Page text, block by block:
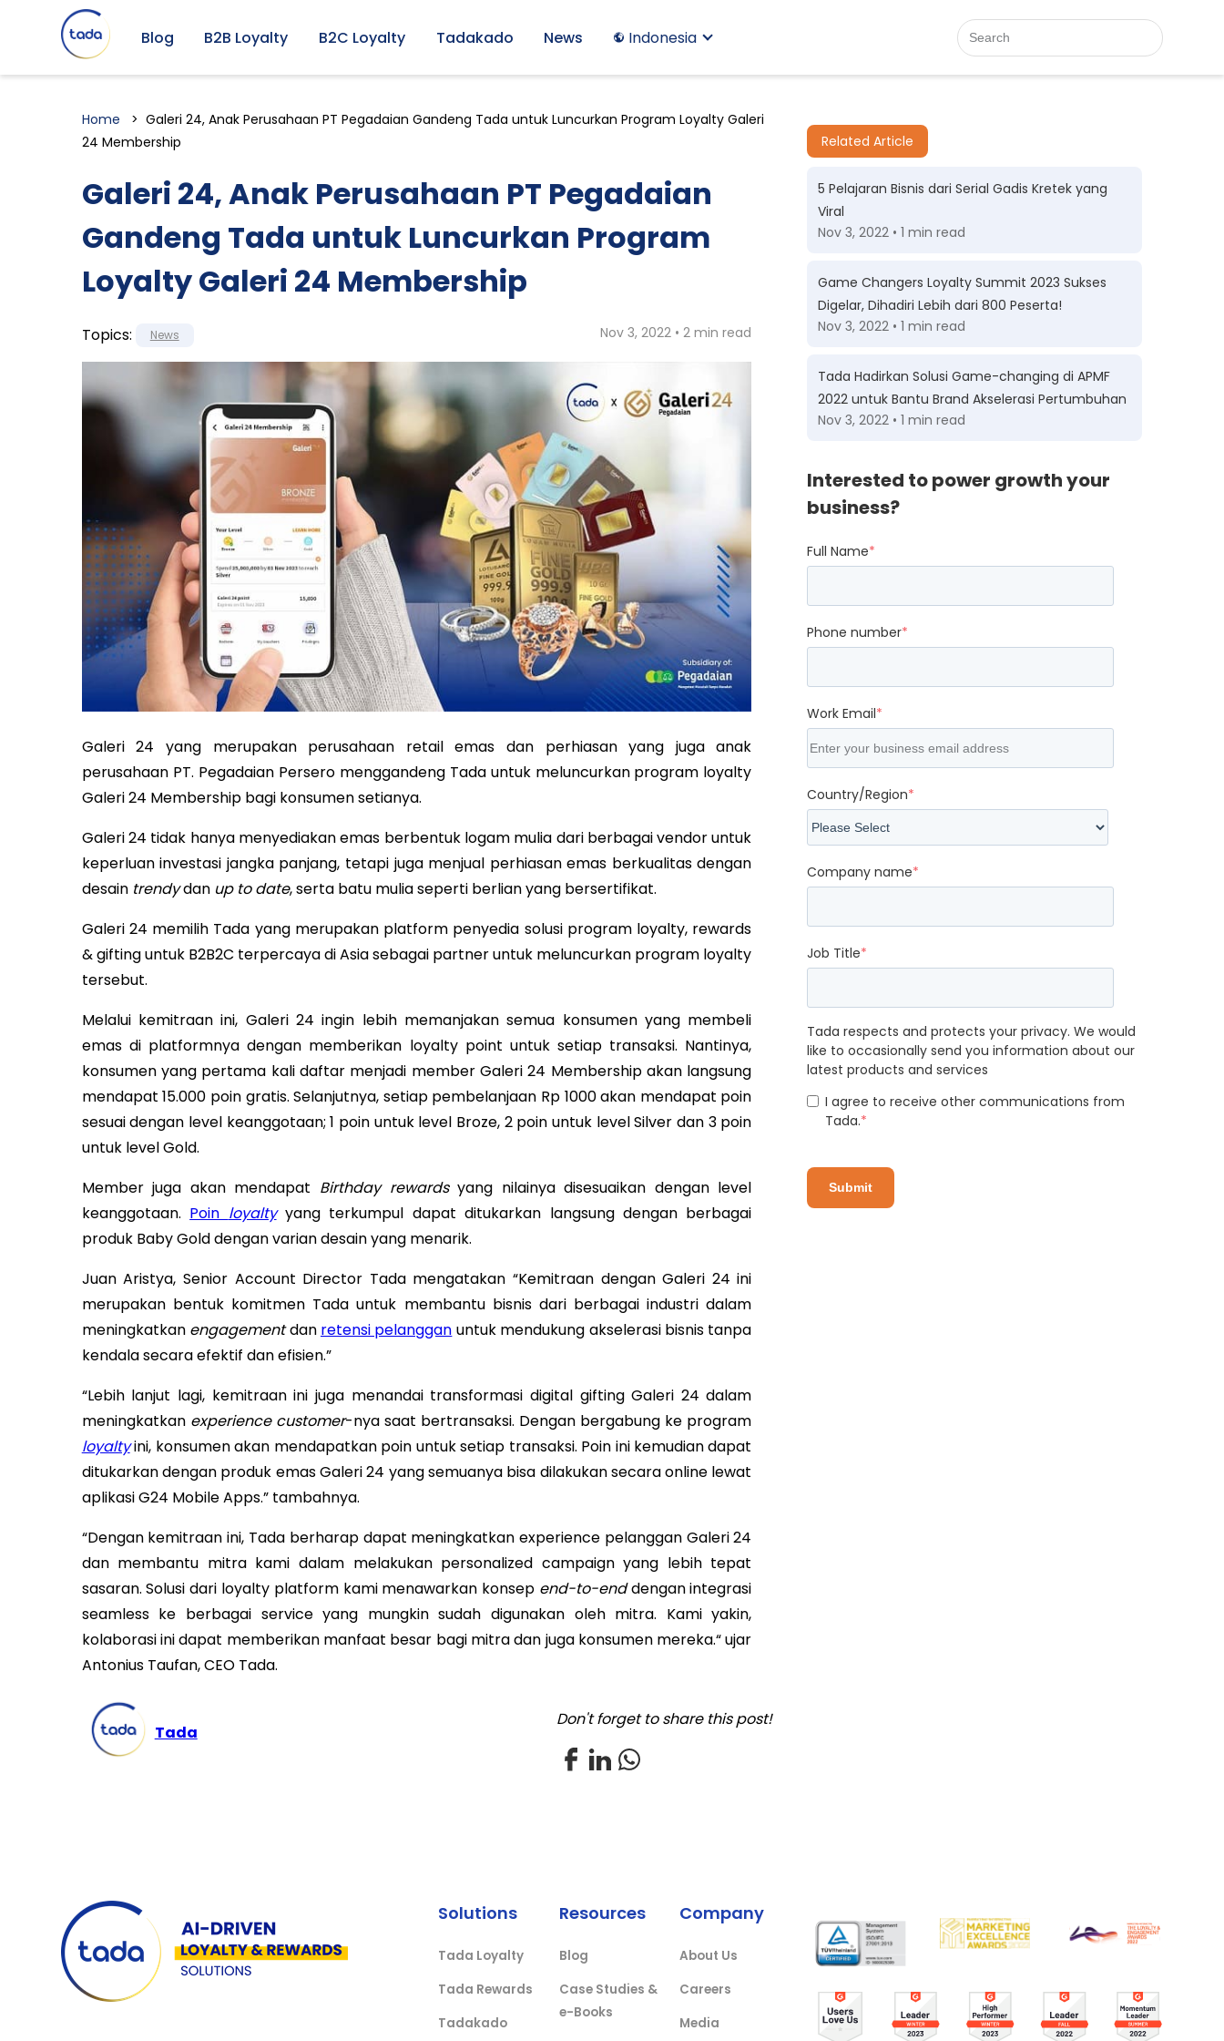
Blog B2B Loyalty B2C Loyalty Tadakado News Indonesia
Home
Galeri 24, Anak Perusahaan PT Pegadaian Gandeng Tada untuk Luncurkan Program Loyalty Galeri
24 Membership
Galeri 24, Anak Perusahaan PT Pegadaian
Gandeng Tada untuk Luncurkan Program
Loyalty Galeri 24 Membership
Topics: News Nov 3, 2022 • 2 min read
Galeri 24 yang merupakan perusahaan retail emas dan perhiasan yang juga anak
perusahaan PT. Pegadaian Persero menggandeng Tada untuk meluncurkan program loyalty
Galeri 24 Membership bagi konsumen setianya.
Galeri 24 tidak hanya menyediakan emas berbentuk logam mulia dari berbagai vendor untuk
keperluan investasi jangka panjang, tetapi juga menjual perhiasan emas berkualitas dengan
desain trendydan up to date, serta batu mulia seperti berlian yang bersertifikat.
Galeri 24 memilih Tada yang merupakan platform penyedia solusi program loyalty, rewards
& gifting untuk B2B2C terpercaya di Asia sebagai partner untuk meluncurkan program loyalty
tersebut.
Melalui kemitraan ini, Galeri 24 ingin lebih memanjakan semua konsumen yang membeli
emas di platformnya dengan memberikan loyalty point untuk setiap transaksi. Nantinya,
konsumen yang pertama kali daftar menjadi member Galeri 24 Membership akan langsung
mendapat 15.000 poin gratis. Selanjutnya, setiap pembelanjaan Rp 1000 akan mendapat poin
sesuai dengan level keanggotaan; 1 poin untuk level Broze, 2 poin untuk level Silver dan 3 poin
untuk level Gold.
Member juga akan mendapat Birthday rewardsyang nilainya disesuaikan dengan level
keanggotaan. Poin loyaltyyang terkumpul dapat ditukarkan langsung dengan berbagai
produk Baby Gold dengan varian desain yang menarik.
Juan Aristya, Senior Account Director Tada mengatakan “Kemitraan dengan Galeri 24 ini
merupakan bentuk komitmen Tada untuk membantu bisnis dari berbagai industri dalam
meningkatkan engagementdan retensi pelanggan untuk mendukung akselerasi bisnis tanpa
kendala secara efektif dan efisien.”
“Lebih lanjut lagi, kemitraan ini juga menandai transformasi digital gifting Galeri 24 dalam
meningkatkan experience customer-nya saat bertransaksi. Dengan bergabung ke program
loyaltyini, konsumen akan mendapatkan poin untuk setiap transaksi. Poin ini kemudian dapat
ditukarkan dengan produk emas Galeri 24 yang semuanya bisa dilakukan secara online lewat
aplikasi G24 Mobile Apps.” tambahnya.
“Dengan kemitraan ini, Tada berharap dapat meningkatkan experience pelanggan Galeri 24
dan membantu mitra kami dalam melakukan personalized campaign yang lebih tepat
sasaran. Solusi dari loyalty platform kami menawarkan konsep end-to-enddengan integrasi
seamless ke berbagai service yang mungkin sudah digunakan oleh mitra. Kami yakin,
kolaborasi ini dapat memberikan manfaat besar bagi mitra dan juga konsumen mereka.“ ujar
Antonius Taufan, CEO Tada.
Tada
Don't forget to share this post!
Related Article
5 Pelajaran Bisnis dari Serial Gadis Kretek yang
Viral
Nov 3, 2022 • 1 min read
Game Changers Loyalty Summit 2023 Sukses
Digelar, Dihadiri Lebih dari 800 Peserta!
Nov 3, 2022 • 1 min read
Tada Hadirkan Solusi Game-changing di APMF
2022 untuk Bantu Brand Akselerasi Pertumbuhan
Nov 3, 2022 • 1 min read
Interested to power growth your
business?
Full Name*
Phone number*
Work Email*
Country/Region*
Company name*
Job Title*
Tada respects and protects your privacy. We would
like to occasionally send you information about our
latest products and services
I agree to receive other communications from
Tada.*
Solutions
Tada Loyalty
Tada Rewards
Tadakado
Resources
Blog
Case Studies &
e-Books
Company
About Us
Careers
Media